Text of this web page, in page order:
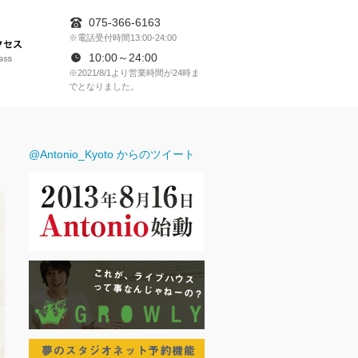
アクセス
075-366-6163
※電話受付時間13:00-24:00
10:00～24:00
※2021/8/1より営業時間が24時ま
でとなりました。
RESERVATION
@Antonio_Kyoto からのツイート